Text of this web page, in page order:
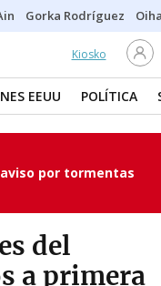
Gorka Rodríguez
Kiosko
EEUU POLÍTICA
por tormentas
del
a primera